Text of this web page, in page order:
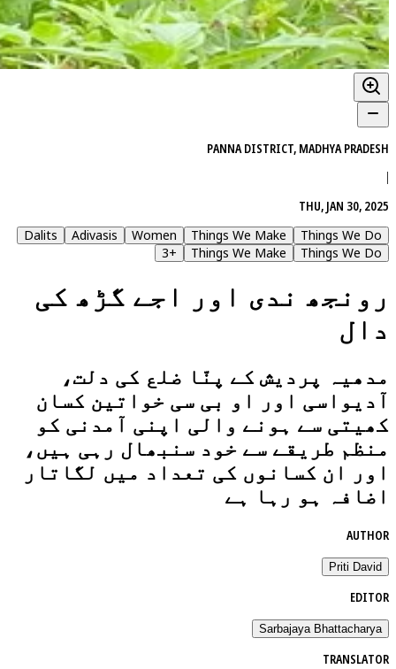
PANNA DISTRICT, MADHYA PRADESH
|
THU, JAN 30, 2025
Things We Do
Things We Make
Women
Adivasis
Dalits
Things We Do
Things We Make
+
3
رونجھ ندی اور اجے گڑھ کی
دال
مدھیہ پردیش کے پنّا ضلع کی دلت،
آدیواسی اور او بی سی خواتین کسان
کھیتی سے ہونے والی اپنی آمدنی کو
منظم طریقے سے خود سنبھال رہی ہیں،
اور ان کسانوں کی تعداد میں لگاتار
اضافہ ہو رہا ہے
AUTHOR
Priti David
EDITOR
Sarbajaya Bhattacharya
TRANSLATOR